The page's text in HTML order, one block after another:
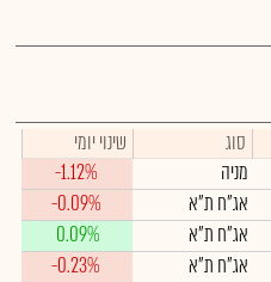
סוג
שינוי יומי
מניה
-1.12%
אג"ח ת"א
-0.09%
אג"ח ת"א
0.09%
אג"ח ת"א -0.23%